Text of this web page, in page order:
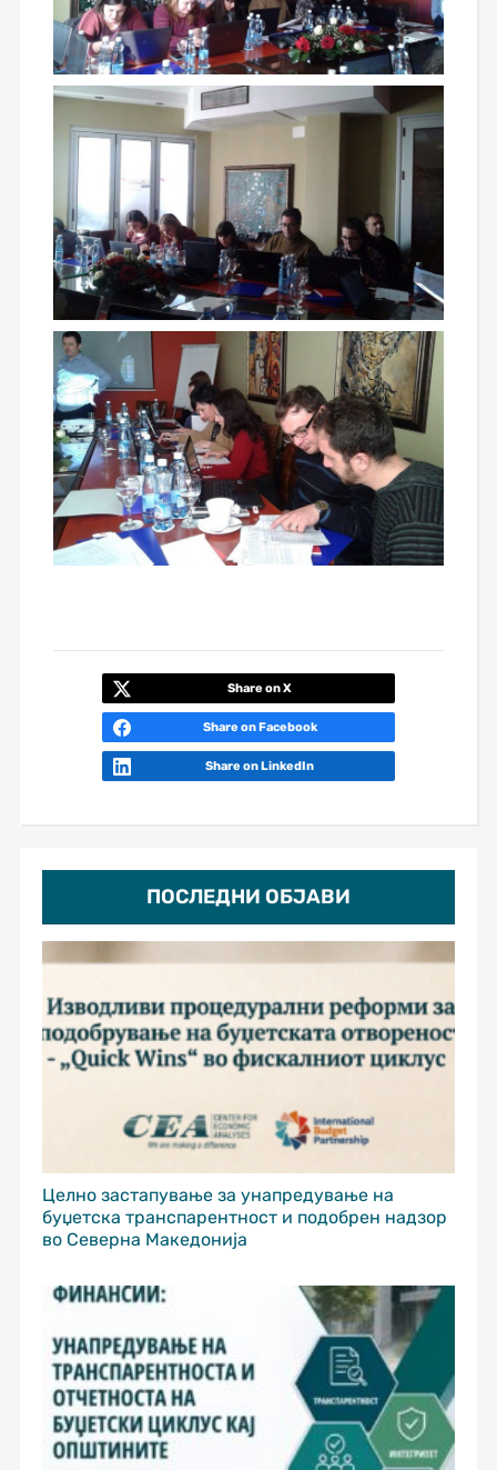
ПОСЛЕДНИ ОБЈАВИ
Целно застапување за унапредување на
буџетска транспарентност и подобрен надзор
во Северна Македонија
Share on X
Share on Facebook
Share on LinkedIn